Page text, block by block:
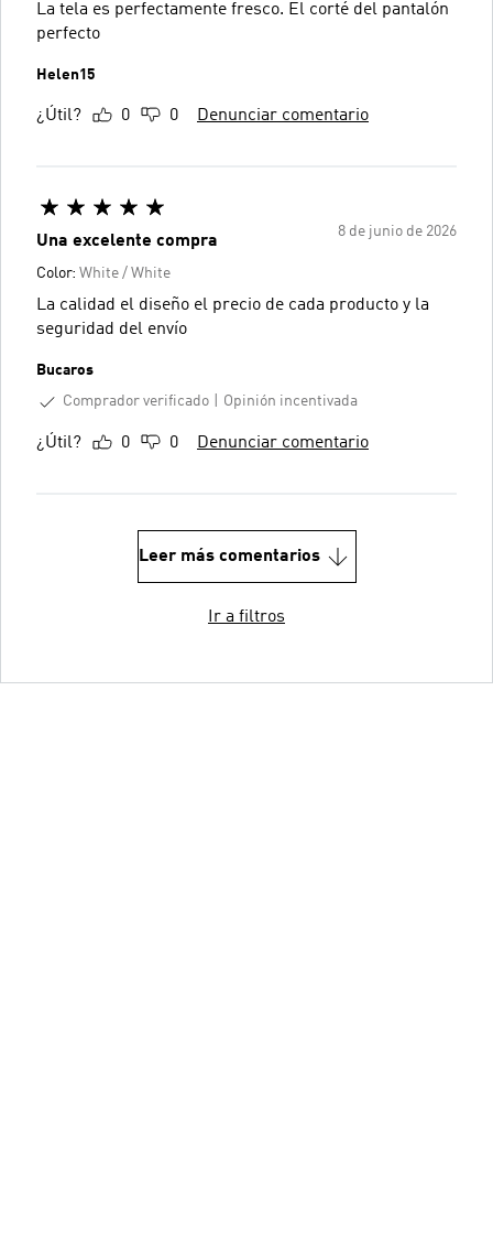
La tela es perfectamente fresco. El corté del pantalón
perfecto
Helen15
¿Útil? 0 0 Denunciar comentario
8 de junio de 2026
Una excelente compra
Color: White / White
La calidad el diseño el precio de cada producto y la
seguridad del envío
Bucaros
Comprador verificado
Opinión incentivada
¿Útil? 0 0 Denunciar comentario
Leer más comentarios
Ir a filtros